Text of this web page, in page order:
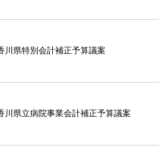
川県特別会計補正予算議案
川県立病院事業会計補正予算議案